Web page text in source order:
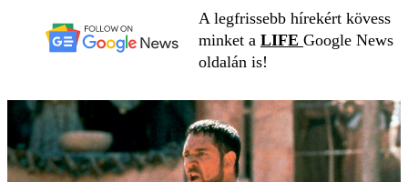
A legfrissebb hírekért kövess
minket a LIFE Google News
oldalán is!